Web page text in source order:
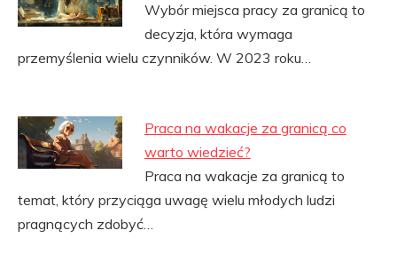
Wybór miejsca pracy za granicą to
decyzja, która wymaga
przemyślenia wielu czynników. W 2023 roku…
Praca na wakacje za granicą co
warto wiedzieć?
Praca na wakacje za granicą to
temat, który przyciąga uwagę wielu młodych ludzi
pragnących zdobyć…